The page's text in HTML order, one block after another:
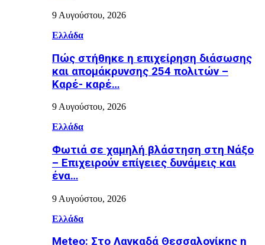
9 Αυγούστου, 2026
Ελλάδα
Πώς στήθηκε η επιχείρηση διάσωσης
και απομάκρυνσης 254 πολιτών –
Καρέ- καρέ…
9 Αυγούστου, 2026
Ελλάδα
Φωτιά σε χαμηλή βλάστηση στη Νάξο
– Επιχειρούν επίγειες δυνάμεις και
ένα…
9 Αυγούστου, 2026
Ελλάδα
Meteo: Στο Λαγκαδά Θεσσαλονίκης η